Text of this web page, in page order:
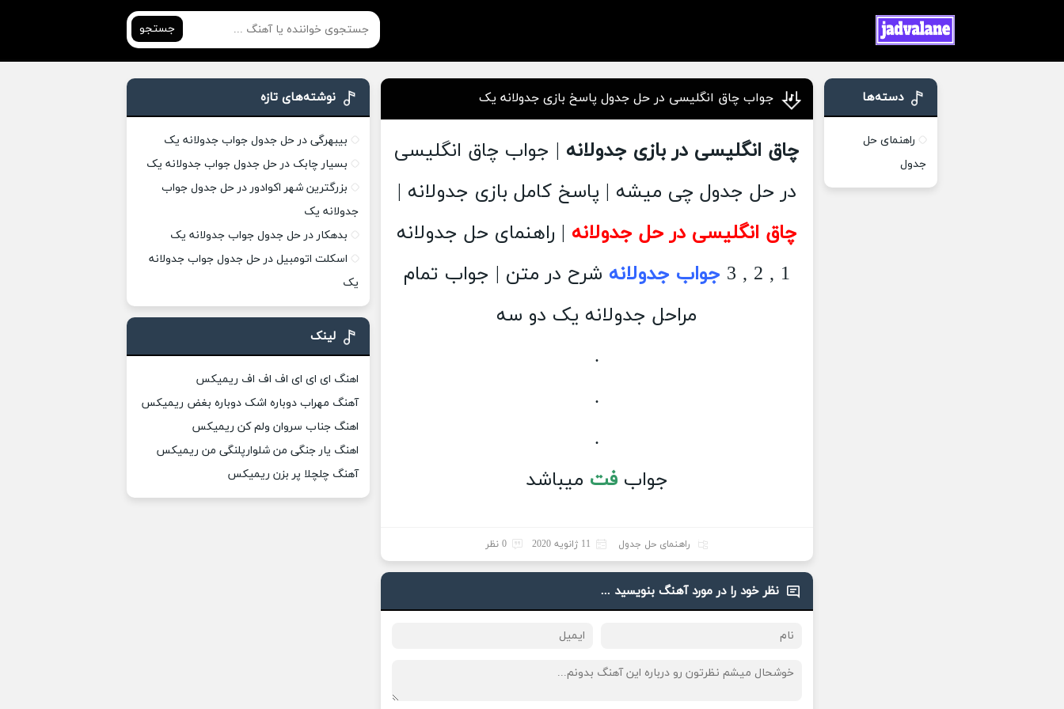
جستجو
جواب چاق انگلیسی در حل جدول پاسخ بازی جدولانه یک
چاق انگلیسی در بازی جدولانه | جواب چاق انگلیسی
در حل جدول چی میشه | پاسخ کامل بازی جدولانه |
چاق انگلیسی در حل جدولانه | راهنمای حل جدولانه
1 , 2 , 3
جواب جدولانه شرح در متن | جواب تمام
مراحل جدولانه یک دو سه
.
.
.
جوابفت میباشد
راهنمای حل جدول 11 ژانویه 2020 0 نظر
نظر خود را در مورد آهنگ بنویسید ...
دسته‌ها
راهنمای حل
جدول
نوشته‌های تازه
بیبهرگی در حل جدول جواب جدولانه یک
بسیار چابک در حل جدول جواب جدولانه یک
بزرگترین شهر اکوادور در حل جدول جواب
جدولانه یک
بدهکار در حل جدول جواب جدولانه یک
اسکلت اتومبیل در حل جدول جواب جدولانه
یک
لینک
اهنگ ای ای ای اف اف اف ریمیکس
آهنگ مهراب دوباره اشک دوباره بغض ریمیکس
اهنگ جناب سروان ولم کن ریمیکس
اهنگ یار جنگی من شلوارپلنگی من ریمیکس
آهنگ چلچلا پر بزن ریمیکس